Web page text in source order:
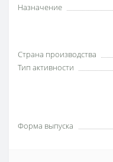
Назначение
Страна производства
Тип активности
Форма выпуска